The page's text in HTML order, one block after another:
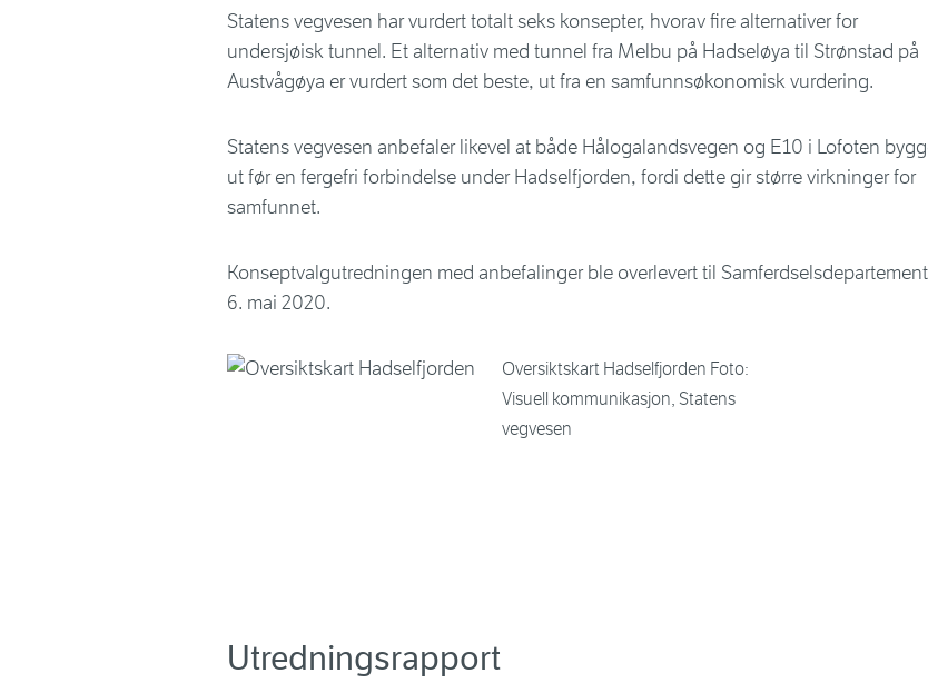
Statens vegvesen har vurdert totalt seks konsepter, hvorav fire alternativer for
undersjøisk tunnel. Et alternativ med tunnel fra Melbu på Hadseløya til Strønstad på
Austvågøya er vurdert som det beste, ut fra en samfunnsøkonomisk vurdering.
Statens vegvesen anbefaler likevel at både Hålogalandsvegen og E10 i Lofoten
ut før en fergefri forbindelse under Hadselfjorden, fordi dette gir større virkninger for
samfunnet.
Konseptvalgutredningen med anbefalinger ble overlevert til
6. mai 2020.
Oversiktskart Hadselfjorden Foto:
Visuell kommunikasjon, Statens
vegvesen
Utredningsrapport